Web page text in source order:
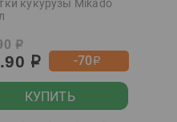
кукурузы Mikado
р
р -70р
КУПИТЬ